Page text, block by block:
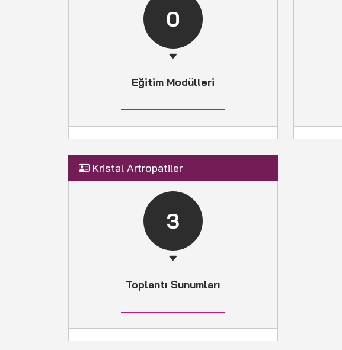
0
Eğitim Modülleri
Kristal Artropatiler
3
Toplantı Sunumları